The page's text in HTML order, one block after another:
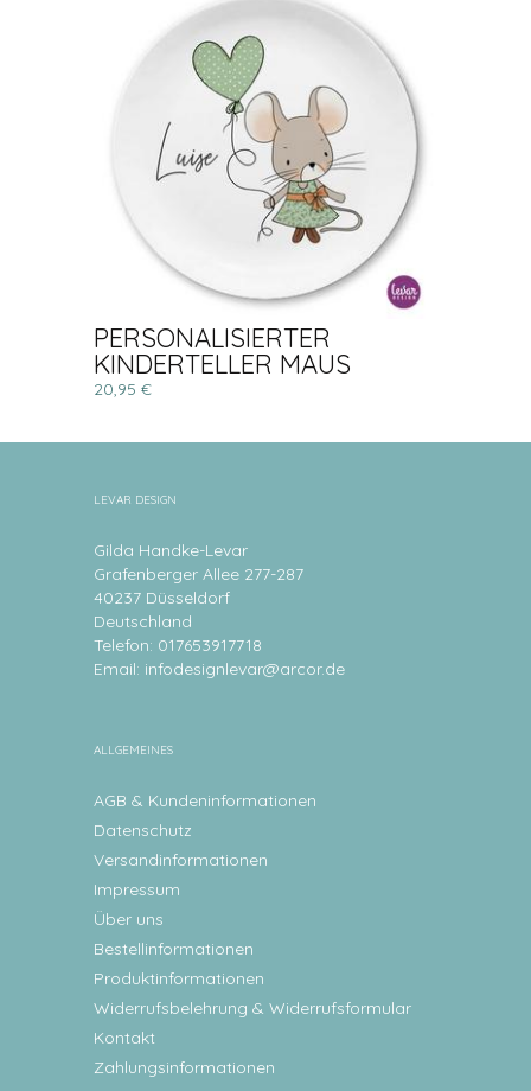
PERSONALISIERTER
KINDERTELLER MAUS
20,95 €
LEVAR DESIGN
Gilda Handke-Levar
Grafenberger Allee 277-287
40237 Düsseldorf
Deutschland
Telefon: 017653917718
Email: infodesignlevar@arcor.de
ALLGEMEINES
AGB & Kundeninformationen
Datenschutz
Versandinformationen
Impressum
Über uns
Bestellinformationen
Produktinformationen
Widerrufsbelehrung & Widerrufsformular
Kontakt
Zahlungsinformationen